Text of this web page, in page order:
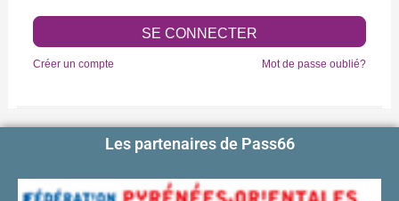
SE CONNECTER
Créer un compte Mot de passe oublié?
Les partenaires de Pass66